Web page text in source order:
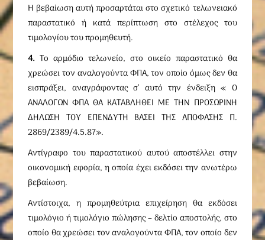
Η βεβαίωση αυτή προσαρτάται στο σχετικό τελωνειακό
παραστατικό ή κατά περίπτωση στο στέλεχος του
τιμολογίου του προμηθευτή.
4. Το αρμόδιο τελωνείο, στο οικείο παραστατικό θα
χρεώσει τον αναλογούντα ΦΠΑ, τον οποίο όμως δεν θα
εισπράξει, αναγράφοντας σ’ αυτό την ένδειξη « Ο
ΑΝΑΛΟΓΩΝ ΦΠΑ ΘΑ ΚΑΤΑΒΛΗΘΕΙ ΜΕ ΤΗΝ ΠΡΟΣΩΡΙΝΗ
ΔΗΛΩΣΗ ΤΟΥ ΕΠΕΝΔΥΤΗ ΒΑΣΕΙ ΤΗΣ ΑΠΟΦΑΣΗΣ Π.
2869/2389/4.5.87».
Αντίγραφο του παραστατικού αυτού αποστέλλει στην
οικονομική εφορία, η οποία έχει εκδόσει την ανωτέρω
βεβαίωση.
Αντίστοιχα, η προμηθεύτρια επιχείρηση θα εκδόσει
τιμολόγιο ή τιμολόγιο πώλησης – δελτίο αποστολής, στο
οποίο θα χρεώσει τον αναλογούντα ΦΠΑ, τον οποίο δεν